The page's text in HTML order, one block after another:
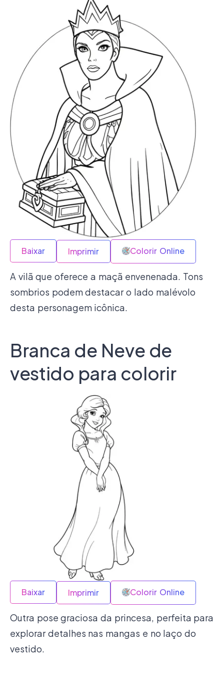
Baixar Imprimir Colorir Online
A vilã que oferece a maçã envenenada. Tons
sombrios podem destacar o lado malévolo
desta personagem icônica.
Branca de Neve de
vestido para colorir
Baixar Imprimir Colorir Online
Outra pose graciosa da princesa, perfeita para
explorar detalhes nas mangas e no laço do
vestido.